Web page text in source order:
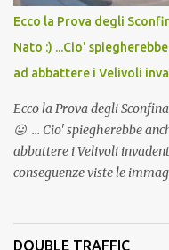
Ecco la Prova degli
Nato :) ...Cio'
ad abbattere i Velivoli
Ecco la Prova degli
😛 ... Cio' spiegherebbe
abbattere i Velivoli
conseguenze viste le
ancora una fantasia Nato o
DOUBLE TRAFFIC